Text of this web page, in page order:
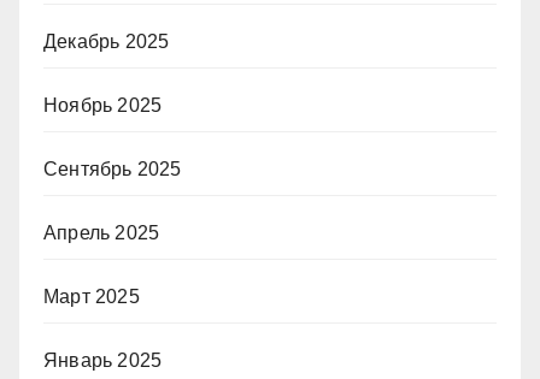
Декабрь 2025
Ноябрь 2025
Сентябрь 2025
Апрель 2025
Март 2025
Январь 2025